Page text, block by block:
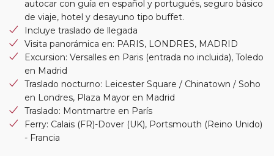
autocar con guía en español y portugués, seguro básico
de viaje, hotel y desayuno tipo buffet.
Incluye traslado de llegada
Visita panorámica en: PARIS, LONDRES, MADRID
Excursion: Versalles en Paris (entrada no incluida), Toledo
en Madrid
Traslado nocturno: Leicester Square / Chinatown / Soho
en Londres, Plaza Mayor en Madrid
Traslado: Montmartre en París
Ferry: Calais (FR)-Dover (UK), Portsmouth (Reino Unido)
- Francia